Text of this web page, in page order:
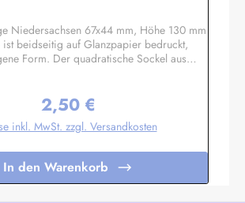
Niedersachsen 67x44 mm, Höhe 130 mm
ist beidseitig auf Glanzpapier bedruckt,
Form. Der quadratische Sockel aus
4 schrägen Flächen können Sie bei Bedarf
anbringen. Somit eignet sich diese
hervorragend als Werbegeschenk oder
Standardprogramm umfasst alle Nationen,
Bundesländer, Regionen und
wie Regenbogen, Pirat
Regulärer Preis:
2,50 €
inkl. MwSt. zzgl. Versandkosten
In den Warenkorb